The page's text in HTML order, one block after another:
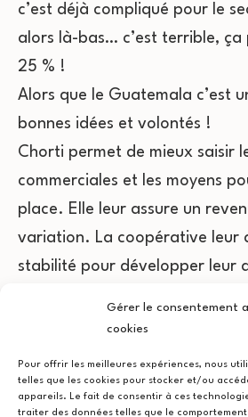
Gérer le consentement
cookies
Pour offrir les meilleures expériences, nous
telles que les cookies pour stocker et/ou
appareils. Le fait de consentir à ces
traiter des données telles que le
c’est déjà compliqué pour le
alors là-bas… c’est terrible, ça
25 % !
Alors que le Guatemala c’est
bonnes idées et volontés !
Chorti permet de mieux saisir
commerciales et les moyens
place. Elle leur assure un
variation. La coopérative leur
stabilité pour développer leur
Moi là-dedans, je suis
projet.
Depuis les années 2000, le